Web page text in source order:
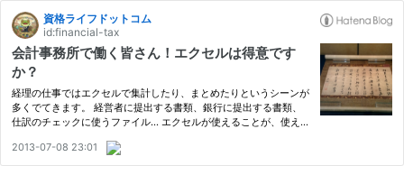
資格ライフドットコム
id:financial-tax
会計事務所で働く皆さん！エクセルは得意です
か？
経理の仕事ではエクセルで集計したり、まとめたりというシーンが
多くでてきます。 経営者に提出する書類、銀行に提出する書類、
仕訳のチェックに使うファイル… エクセルが使えることが、使える
ょうか？ －そんなに得意ではないと思います－ 会計事務所が使
う…
2013-07-08 23:01